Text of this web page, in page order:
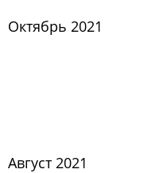
Октябрь 2021
Август 2021